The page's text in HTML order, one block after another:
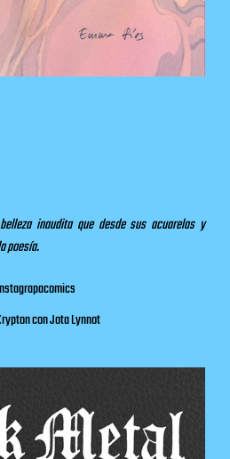
inaudita que desde sus acuarelas y
poesía.
con Jota Lynnot